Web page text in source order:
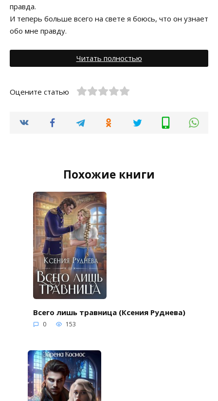
правда.
И теперь больше всего на свете я боюсь, что он узнает
обо мне правду.
Читать полностью
Оцените статью
Похожие книги
Всего лишь травница (Ксения Руднева)
0 153